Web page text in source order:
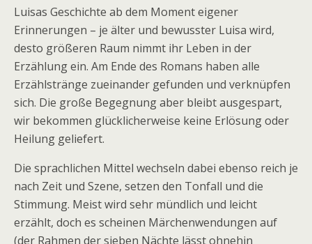
Luisas Geschichte ab dem Moment eigener
Erinnerungen – je älter und bewusster Luisa wird,
desto größeren Raum nimmt ihr Leben in der
Erzählung ein. Am Ende des Romans haben alle
Erzählstränge zueinander gefunden und verknüpfen
sich. Die große Begegnung aber bleibt ausgespart,
wir bekommen glücklicherweise keine Erlösung oder
Heilung geliefert.
Die sprachlichen Mittel wechseln dabei ebenso reich je
nach Zeit und Szene, setzen den Tonfall und die
Stimmung. Meist wird sehr mündlich und leicht
erzählt, doch es scheinen Märchenwendungen auf
(der Rahmen der sieben Nächte lässt ohnehin